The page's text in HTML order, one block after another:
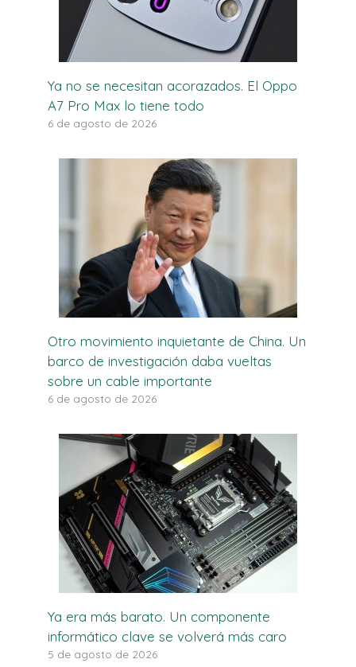
Ya no se necesitan acorazados. El Oppo
A7 Pro Max lo tiene todo
6 de agosto de 2026
Otro movimiento inquietante de China. Un
barco de investigación daba vueltas
sobre un cable importante
6 de agosto de 2026
Ya era más barato. Un componente
informático clave se volverá más caro
5 de agosto de 2026